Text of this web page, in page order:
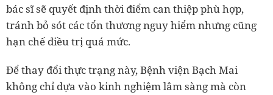
bác sĩ sẽ quyết định thời điểm can thiệp phù hợp,
tránh bỏ sót các tổn thương nguy hiểm nhưng cũng
hạn chế điều trị quá mức.
Để thay đổi thực trạng này, Bệnh viện Bạch Mai
không chỉ dựa vào kinh nghiệm lâm sàng mà còn